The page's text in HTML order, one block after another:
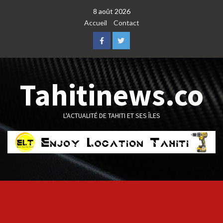
8 août 2026
Accueil
Contact
FacebookTwitter
Tahitinews.co
L'ACTUALITÉ DE TAHITI ET SES ÎLES